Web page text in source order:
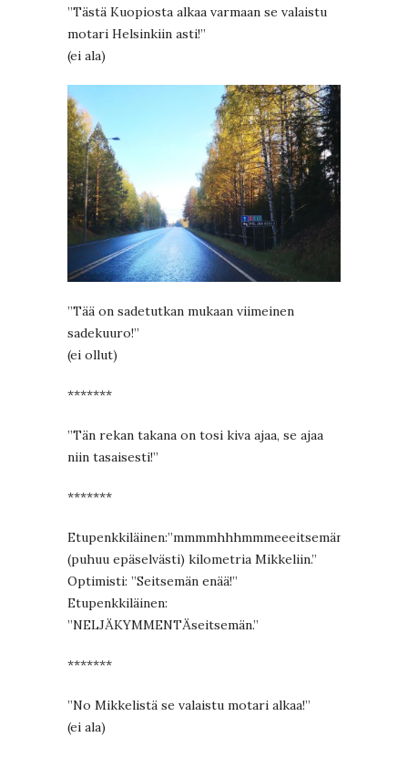
”Tästä Kuopiosta alkaa varmaan se valaistu
motari Helsinkiin asti!”
(ei ala)
”Tää on sadetutkan mukaan viimeinen
sadekuuro!”
(ei ollut)
*******
”Tän rekan takana on tosi kiva ajaa, se ajaa
niin tasaisesti!”
*******
Etupenkkiläinen:”mmmmhhhmmmeeeitsemän
(puhuu epäselvästi) kilometria Mikkeliin.”
Optimisti: ”Seitsemän enää!”
Etupenkkiläinen:
”NELJÄKYMMENTÄseitsemän.”
*******
”No Mikkelistä se valaistu motari alkaa!”
(ei ala)